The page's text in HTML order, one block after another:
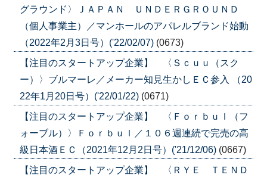
グラウンド〉ＪＡＰＡＮ ＵＮＤＥＲＧＲＯＵＮＤ
（個人事業主）／マンホールのアパレルブランド始動
（2022年2月3日号）('22/02/07) (0673)
【注目のスタートアップ企業】 〈Ｓｃｕｕ（スク
ー）〉ブルマーレ／メーカー知見生かしＥＣ参入 （20
22年1月20日号）('22/01/22) (0671)
【注目のスタートアップ企業】 〈Ｆｏｒｂｕｌ（フ
ォーブル）〉Ｆｏｒｂｕｌ／１０６週連続で完売の高
級日本酒ＥＣ（2021年12月2日号）('21/12/06) (0667)
【注目のスタートアップ企業】 〈ＲＹＥ ＴＥＮＤ